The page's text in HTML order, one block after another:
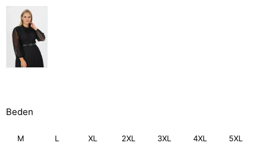
Beden
M L XL 2XL 3XL 4XL 5XL